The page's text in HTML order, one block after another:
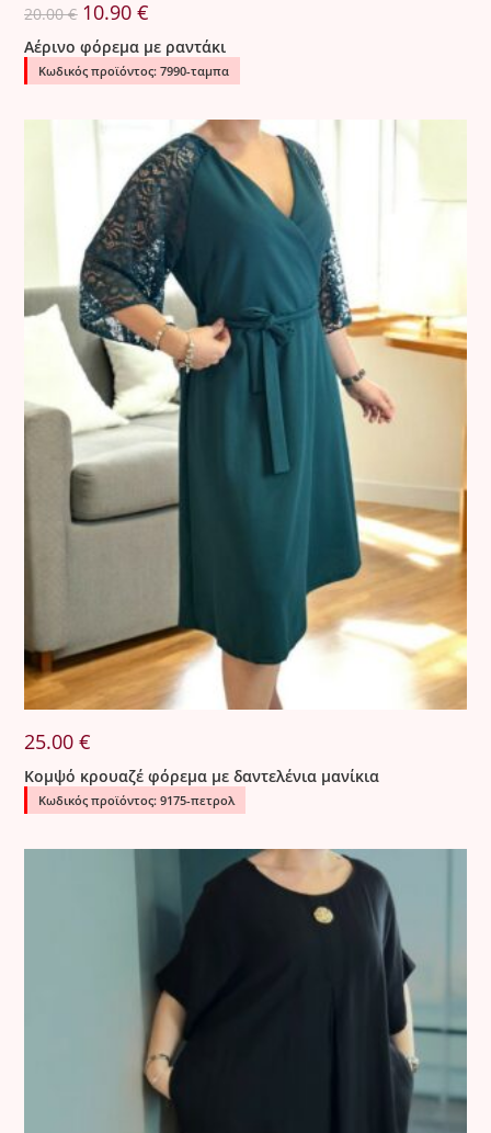
20.00€ Original
price
was:
20.00 €.
10.90€
τιμή
είναι:
10.90 €.
Αέρινο φόρεμα με ραντάκι
Κωδικός προϊόντος: 7990-ταμπα
25.00€
Κομψό κρουαζέ φόρεμα με δαντελένια μανίκια
Κωδικός προϊόντος: 9175-πετρολ